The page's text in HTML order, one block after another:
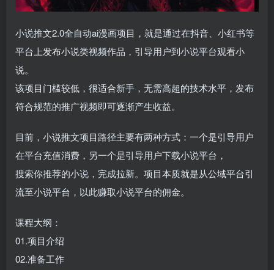
小说推文2.0全自动ai漫画项目，就是通过在抖音、小红书等
平台上发布小说类视频作品，引导用户到小说平台观看小
说。
该项目门槛较低，很适合新手，无需高超的技术水平，发布
符合规范的推广视频即可逐渐产生收益。
目前，小说推文项目路径主要有两种方式：一个是引导用户
在平台充值消费，另一个是引导用户下载小说平台，
搜索你推荐的小说，完成拉新。项目本质就是从公域平台引
流至小说平台，以此赚取小说平台的佣金。
课程大纲：
01.项目介绍
02.准备工作